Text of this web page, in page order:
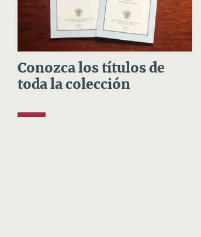
Conozca los títulos de
toda la colección